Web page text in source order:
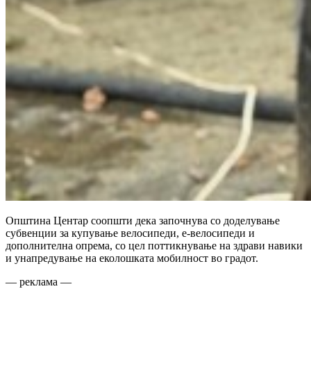
Општина Центар соопшти дека започнува со доделување
субвенции за купување велосипеди, е-велосипеди и
дополнителна опрема, со цел поттикнување на здрави навики
и унапредување на еколошката мобилност во градот.
— реклама —